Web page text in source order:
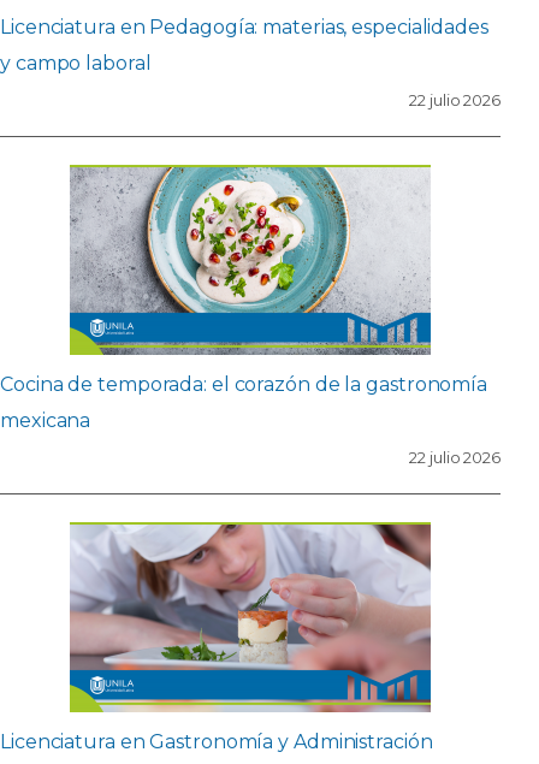
Licenciatura en Pedagogía: materias, especialidades
y campo laboral
22 julio 2026
Cocina de temporada: el corazón de la gastronomía
mexicana
22 julio 2026
Licenciatura en Gastronomía y Administración